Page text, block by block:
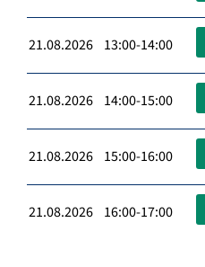
21.08.2026 13:00-14:00
21.08.2026 14:00-15:00
21.08.2026 15:00-16:00
21.08.2026 16:00-17:00